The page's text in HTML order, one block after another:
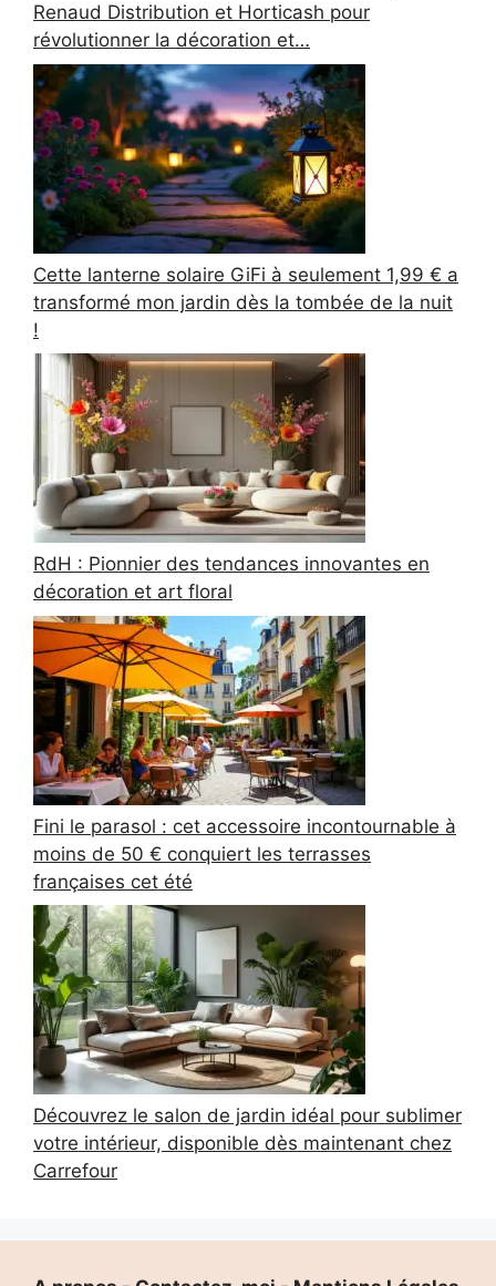
Renaud Distribution et Horticash pour
révolutionner la décoration et…
Cette lanterne solaire GiFi à seulement 1,99 € a
transformé mon jardin dès la tombée de la nuit
!
RdH : Pionnier des tendances innovantes en
décoration et art floral
Fini le parasol : cet accessoire incontournable à
moins de 50 € conquiert les terrasses
françaises cet été
Découvrez le salon de jardin idéal pour sublimer
votre intérieur, disponible dès maintenant chez
Carrefour